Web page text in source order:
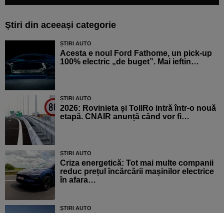
Știri din aceeași categorie
ȘTIRI AUTO
Acesta e noul Ford Fathome, un pick-up
100% electric „de buget”. Mai ieftin…
ȘTIRI AUTO
2026: Rovinieta și TollRo intră într-o nouă
etapă. CNAIR anunță când vor fi…
ȘTIRI AUTO
Criza energetică: Tot mai multe companii
reduc prețul încărcării mașinilor electrice
în afara…
ȘTIRI AUTO